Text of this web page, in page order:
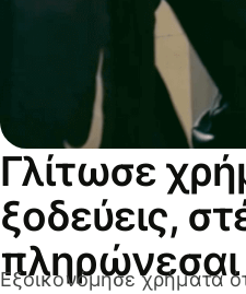
Γλίτωσε
ξοδεύεις,
πληρώνεσαι
Εξοικονόμησε χρήματα